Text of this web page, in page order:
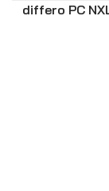
differo PC